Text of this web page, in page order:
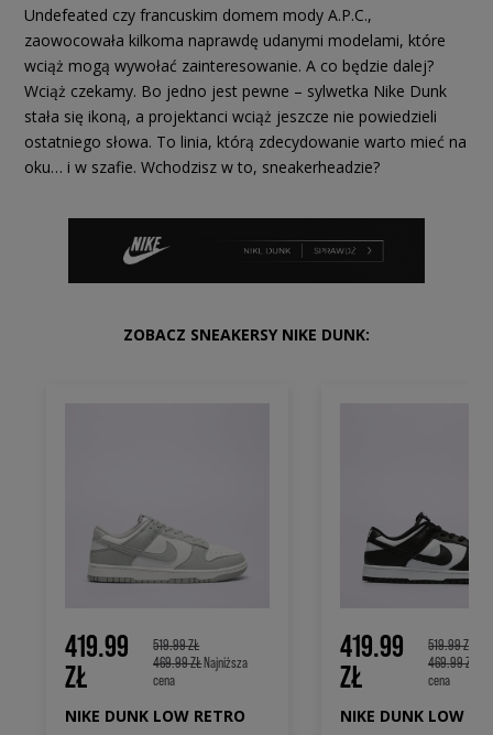
Undefeated czy francuskim domem mody A.P.C.,
zaowocowała kilkoma naprawdę udanymi modelami, które
wciąż mogą wywołać zainteresowanie. A co będzie dalej?
Wciąż czekamy. Bo jedno jest pewne – sylwetka Nike Dunk
stała się ikoną, a projektanci wciąż jeszcze nie powiedzieli
ostatniego słowa. To linia, którą zdecydowanie warto mieć na
oku… i w szafie. Wchodzisz w to, sneakerheadzie?
ZOBACZ SNEAKERSY NIKE DUNK:
419.99
ZŁ
519.99 ZŁ
469.99 ZŁNajniższa
cena
NIKE DUNK LOW RETRO
419.99
ZŁ
519.99 ZŁ
469.99 ZŁ
cena